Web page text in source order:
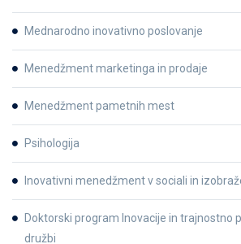
Mednarodno inovativno poslovanje
Menedžment marketinga in prodaje
Menedžment pametnih mest
Psihologija
Inovativni menedžment v sociali in
Doktorski program Inovacije in trajnostno
družbi